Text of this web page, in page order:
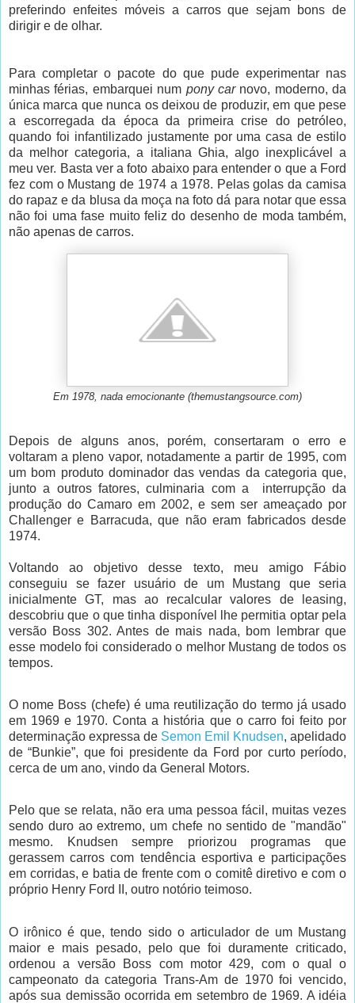
preferindo enfeites móveis a carros que sejam bons de
dirigir e de olhar.
Para completar o pacote do que pude experimentar nas
minhas férias, embarquei num pony carnovo, moderno, da
única marca que nunca os deixou de produzir, em que pese
a escorregada da época da primeira crise do petróleo,
quando foi infantilizado justamente por uma casa de estilo
da melhor categoria, a italiana Ghia, algo inexplicável a
meu ver. Basta ver a foto abaixo para entender o que a Ford
fez com o Mustang de 1974 a 1978. Pelas golas da camisa
do rapaz e da blusa da moça na foto dá para notar que essa
não foi uma fase muito feliz do desenho de moda também,
não apenas de carros.
Em 1978, nada emocionante (themustangsource.com)
Depois de alguns anos, porém, consertaram o erro e
voltaram a pleno vapor, notadamente a partir de 1995, com
um bom produto dominador das vendas da categoria que,
junto a outros fatores, culminaria com a
interrupção da
produção do Camaro em 2002, e sem ser ameaçado por
Challenger e Barracuda, que não eram fabricados desde
1974.
Voltando ao objetivo desse texto, meu amigo Fábio
conseguiu se fazer usuário de um Mustang que seria
inicialmente GT, mas ao recalcular valores de leasing,
descobriu que o que tinha disponível lhe permitia optar pela
versão Boss 302. Antes de mais nada, bom lembrar que
esse modelo foi considerado o melhor Mustang de todos os
tempos.
O nome Boss (chefe) é uma reutilização do termo já usado
em 1969 e 1970. Conta a história que o carro foi feito por
determinação expressa de Semon Emil Knudsen, apelidado
de “Bunkie”, que foi presidente da Ford por curto período,
cerca de um ano, vindo da General Motors.
Pelo que se relata, não era uma pessoa fácil, muitas vezes
sendo duro ao extremo, um chefe no sentido de "mandão"
mesmo. Knudsen sempre priorizou programas que
gerassem carros com tendência esportiva e participações
em corridas, e batia de frente com o comitê diretivo e com o
próprio Henry Ford II, outro notório teimoso.
O irônico é que, tendo sido o articulador de um Mustang
maior e mais pesado, pelo que foi duramente criticado,
ordenou a versão Boss com motor 429, com o qual o
campeonato da categoria Trans-Am de 1970 foi vencido,
após sua demissão ocorrida em setembro de 1969. A idéia